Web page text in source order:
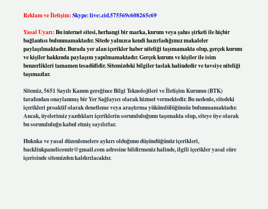
Reklam ve İletişim:Skype: live:.cid.575569c608265c69
Yasal Uyarı:Bu internet sitesi, herhangi bir marka, kurum veya şahıs şirketi ile hiçbir
bağlantısı bulunmamaktadır. Sitede yalnızca kendi hazırladığımız makaleler
paylaşılmaktadır. Burada yer alan içerikler haber niteliği taşımamakta olup, gerçek kurum
ve kişiler hakkında paylaşım yapılmamaktadır. Gerçek kurum ve kişiler ile isim
benzerlikleri tamamen tesadüfidir. Sitemizdeki bilgiler taslak halindedir ve tavsiye niteliği
taşımazlar.
Sitemiz, 5651 Sayılı Kanun gereğince Bilgi Teknolojileri ve İletişim Kurumu (BTK)
tarafından onaylanmış bir Yer Sağlayıcı olarak hizmet vermektedir. Bu nedenle, sitedeki
içerikleri proaktif olarak denetleme veya araştırma yükümlülüğümüz bulunmamaktadır.
Ancak, üyelerimiz yazdıkları içeriklerin sorumluluğunu taşımakta olup, siteye üye olarak
bu sorumluluğu kabul etmiş sayılırlar.
Hukuka ve yasal düzenlemelere aykırı olduğunu düşündüğünüz içerikleri,
backlinkpanelicomtr@gmail.comadresine bildirmeniz halinde, ilgili içerikler yasal süre
içerisinde sitemizden kaldırılacaktır.